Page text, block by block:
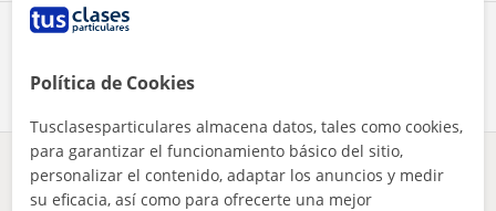
Comparte a este profesor
¿Hay algún error en este perfil? Cuéntanos
Política de Cookies
Tusclasesparticulares almacena datos, tales como cookies,
para garantizar el funcionamiento básico del sitio,
personalizar el contenido, adaptar los anuncios y medir
su eficacia, así como para ofrecerte una mejor